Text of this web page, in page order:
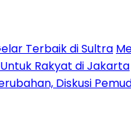
Terbaik di Sultra
Rakyat di Jakarta
Diskusi